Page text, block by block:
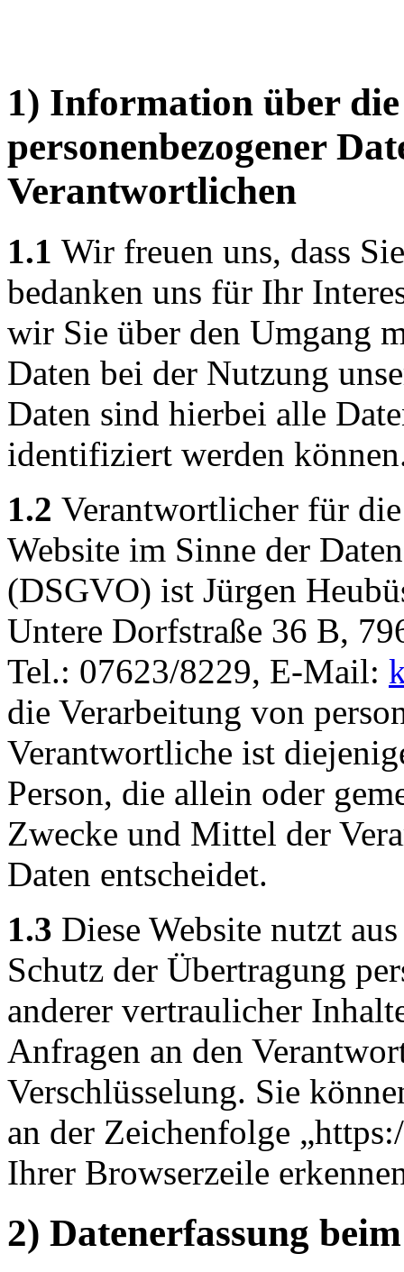
1) Information über
personenbezogener
Verantwortlichen
1.1 Wir freuen uns, dass
bedanken uns für Ihr
wir Sie über den Umgang
Daten bei der Nutzung
Daten sind hierbei alle
identifiziert werden
1.2 Verantwortlicher für
Website im Sinne der
(DSGVO) ist Jürgen
Untere Dorfstraße 36 B,
Tel.: 07623/8229, E-Mail:
die Verarbeitung von
Verantwortliche ist
Person, die allein oder
Zwecke und Mittel der
Daten entscheidet.
1.3 Diese Website nutzt
Schutz der Übertragung
anderer vertraulicher
Anfragen an den
Verschlüsselung. Sie
an der Zeichenfolge
Ihrer Browserzeile
2) Datenerfassung